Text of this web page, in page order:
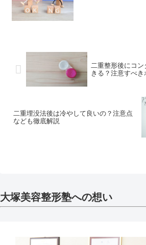
二重整形後にコ
きる？注意すべ
二重埋没法後は冷やして良いの？注意点
なども徹底解説
大塚美容整形塾への想い